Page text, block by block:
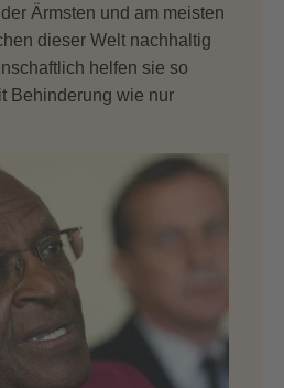
Ärmsten und am meisten
dieser Welt nachhaltig
helfen sie so
Behinderung wie nur